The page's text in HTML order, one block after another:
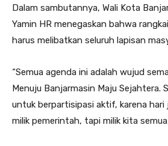
Dalam sambutannya, Wali Kota
Yamin HR menegaskan bahwa
harus melibatkan seluruh lapisan
“Semua agenda ini adalah wujud
Menuju Banjarmasin Maju Sejahtera.
untuk berpartisipasi aktif, karena hari
milik pemerintah, tapi milik kita